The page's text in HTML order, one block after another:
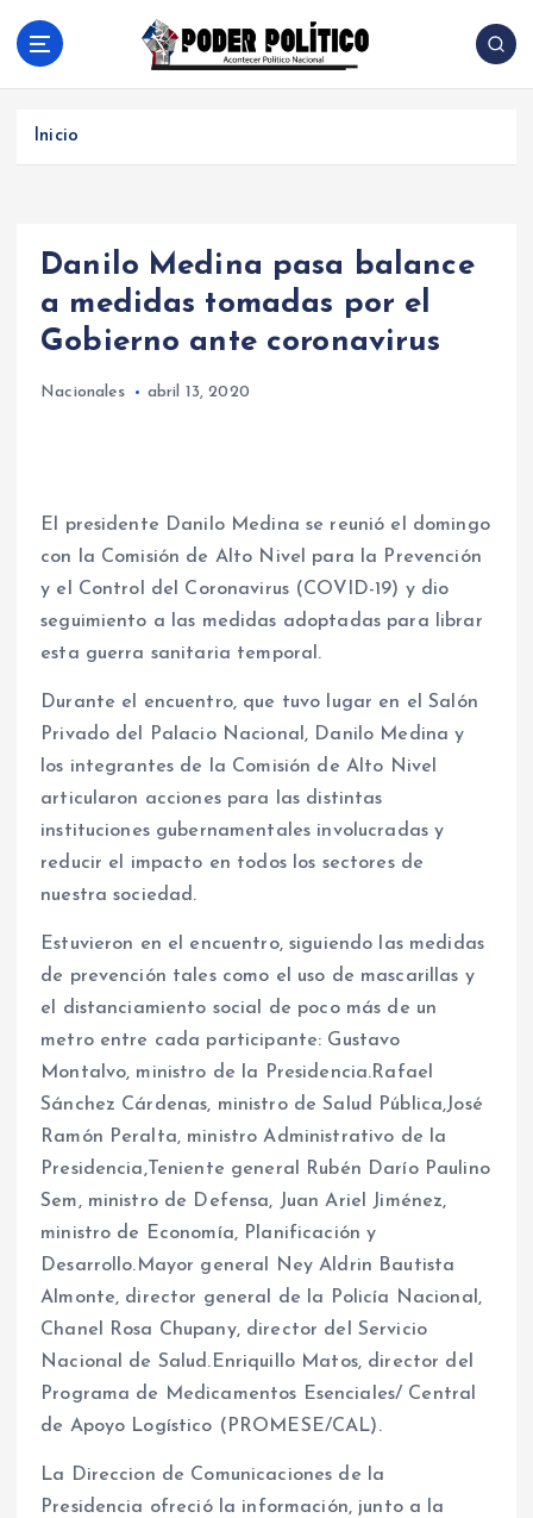
Acontecer Politico Nacional
Inicio
Danilo Medina pasa balance
a medidas tomadas por el
Gobierno ante coronavirus
Nacionales abril 13, 2020
El presidente Danilo Medina se reunió el domingo
con la Comisión de Alto Nivel para la Prevención
y el Control del Coronavirus (COVID-19) y dio
seguimiento a las medidas adoptadas para librar
esta guerra sanitaria temporal.
Durante el encuentro, que tuvo lugar en el Salón
Privado del Palacio Nacional, Danilo Medina y
los integrantes de la Comisión de Alto Nivel
articularon acciones para las distintas
instituciones gubernamentales involucradas y
reducir el impacto en todos los sectores de
nuestra sociedad.
Estuvieron en el encuentro, siguiendo las medidas
de prevención tales como el uso de mascarillas y
el distanciamiento social de poco más de un
metro entre cada participante: Gustavo
Montalvo, ministro de la Presidencia.Rafael
Sánchez Cárdenas, ministro de Salud Pública,José
Ramón Peralta, ministro Administrativo de la
Presidencia,Teniente general Rubén Darío Paulino
Sem, ministro de Defensa, Juan Ariel Jiménez,
ministro de Economía, Planificación y
Desarrollo.Mayor general Ney Aldrin Bautista
Almonte, director general de la Policía Nacional,
Chanel Rosa Chupany, director del Servicio
Nacional de Salud.Enriquillo Matos, director del
Programa de Medicamentos Esenciales/ Central
de Apoyo Logístico (PROMESE/CAL).
La Direccion de Comunicaciones de la
Presidencia ofreció la información, junto a la